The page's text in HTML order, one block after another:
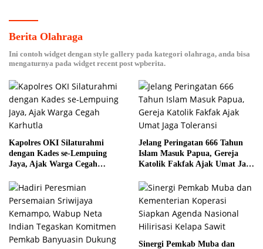
Berita Olahraga
Ini contoh widget dengan style gallery pada kategori olahraga, anda bisa
mengaturnya pada widget recent post wpberita.
Kapolres OKI Silaturahmi
dengan Kades se-Lempuing
Jaya, Ajak Warga Cegah
Jelang Peringatan 666 Tahun
Islam Masuk Papua, Gereja
Katolik Fakfak Ajak Umat Jaga
Sinergi Pemkab Muba dan